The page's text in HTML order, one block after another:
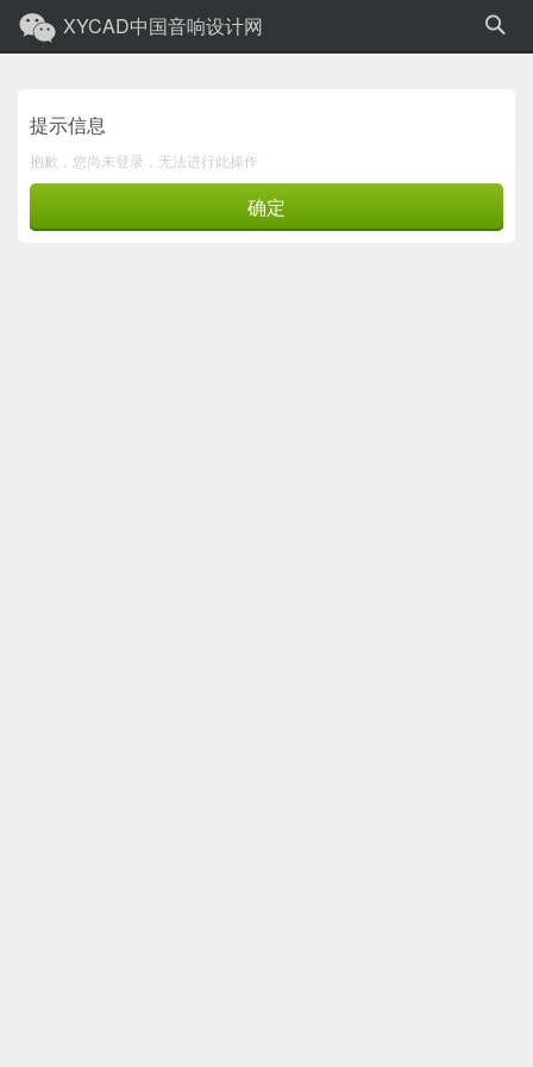
XYCAD中国音响设计网
提示信息
抱歉，您尚未登录，无法进行此操作
确定